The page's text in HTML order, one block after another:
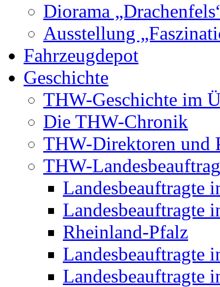
Diorama
Ausstellung
Fahrzeugdepot
Geschichte
THW-Geschichte im
Die THW-Chronik
THW-Direktoren und
THW-
Landesbeauftragte
Landesbeauftragte
Rheinland-Pfalz
Landesbeauftragte
Landesbeauftragte